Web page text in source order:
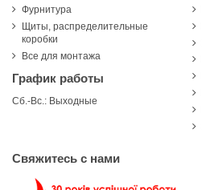
Фурнитура
Щиты, распределительные
коробки
Все для монтажа
График работы
Сб.-Вс.: Выходные
Свяжитесь с нами